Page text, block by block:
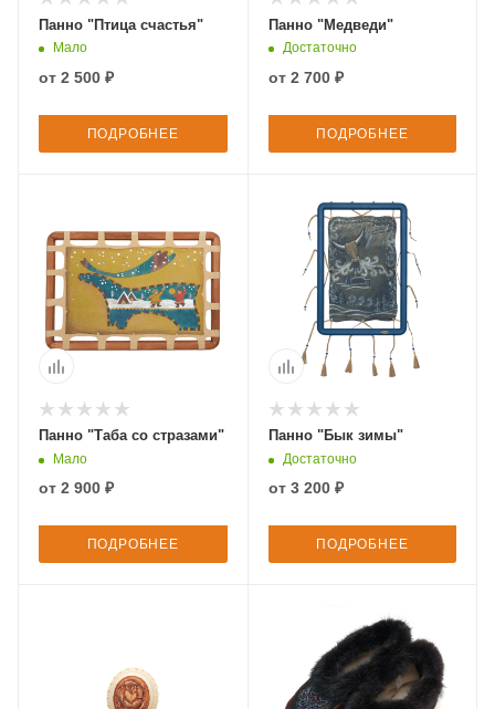
Панно "Птица счастья"
Мало
от 2 500 ₽
ПОДРОБНЕЕ
Панно "Медведи"
Достаточно
от 2 700 ₽
ПОДРОБНЕЕ
Панно "Таба со стразами"
Мало
от 2 900 ₽
ПОДРОБНЕЕ
Панно "Бык зимы"
Достаточно
от 3 200 ₽
ПОДРОБНЕЕ